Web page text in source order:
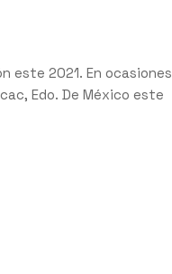
este 2021. En ocasiones
Edo. De México este